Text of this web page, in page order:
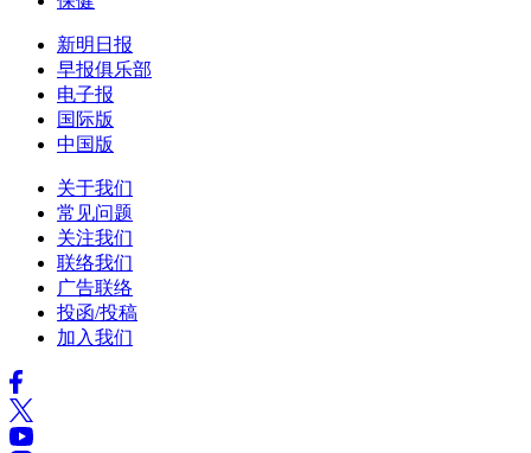
新明日报
早报俱乐部
电子报
国际版
中国版
关于我们
常见问题
关注我们
联络我们
广告联络
投函/投稿
加入我们